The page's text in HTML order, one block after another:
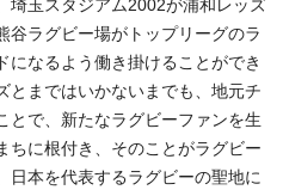
埼玉スタジアム2002が浦和レッズ
谷ラグビー場がトップリーグのラ
になるよう働き掛けることができ
とまではいかないまでも、地元チ
とで、新たなラグビーファンを生
ちに根付き、そのことがラグビー
日本を代表するラグビーの聖地に